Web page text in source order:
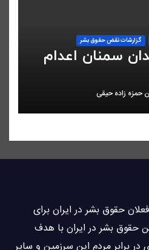
گزارشات نقض حقوق بشر
سمنان اعدام
زاده حیقی
حقوق بشر در ایران برای
حقوق بشر در ایران با هدف
برابر مردم این سرزمین و ساير